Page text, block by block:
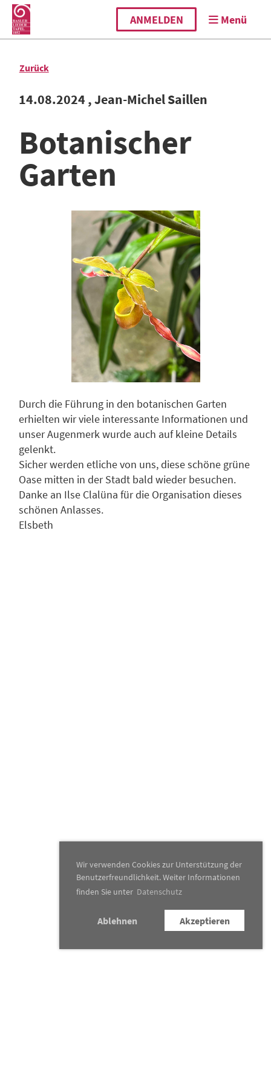
Wir verwenden Cookies zur Unterstützung der
Benutzerfreundlichkeit. Weiter Informationen
finden Sie unter Datenschutz
Ablehnen Akzeptieren
ANMELDEN Menü
Zurück
14.08.2024 , Jean-Michel Saillen
Botanischer
Garten
Durch die Führung in den botanischen Garten
erhielten wir viele interessante Informationen und
unser Augenmerk wurde auch auf kleine Details
gelenkt.
Sicher werden etliche von uns, diese schöne grüne
Oase mitten in der Stadt bald wieder besuchen.
Danke an Ilse Clalüna für die Organisation dieses
schönen Anlasses.
Elsbeth